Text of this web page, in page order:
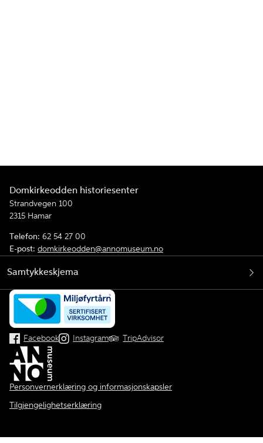
Domkirkeodden historiesenter
Strandvegen 100
2315 Hamar
Telefon: 62 54 27 00
E-post: domkirkeodden@annomuseum.no
Samtykkeskjema
Facebook Instagram TripAdvisor
Personvernerklæring og informasjonskapsler
Tilgjengelighetserklæring